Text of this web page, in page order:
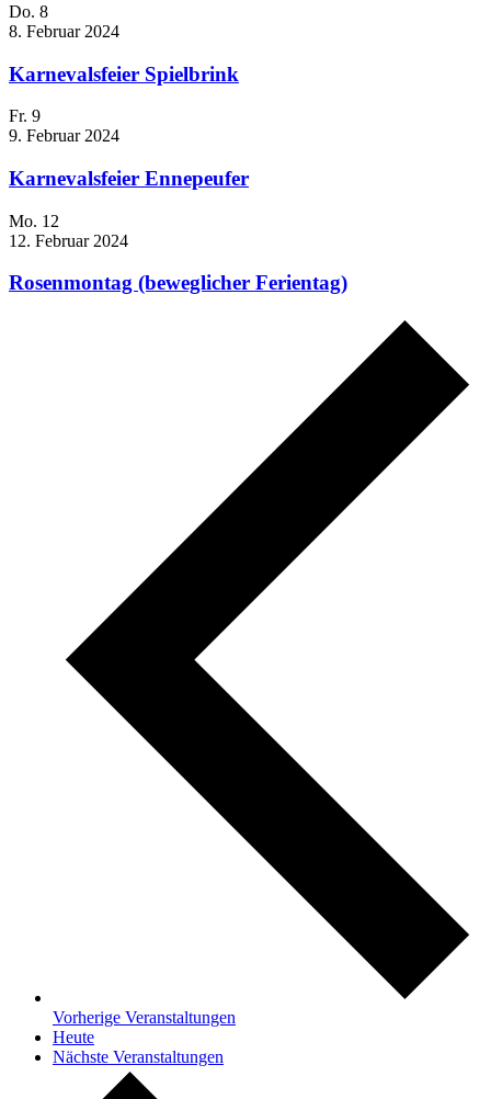
Do. 8
8. Februar 2024
Karnevalsfeier Spielbrink
Fr. 9
9. Februar 2024
Karnevalsfeier Ennepeufer
Mo. 12
12. Februar 2024
Rosenmontag (beweglicher Ferientag)
Vorherige Veranstaltungen
Heute
Nächste Veranstaltungen